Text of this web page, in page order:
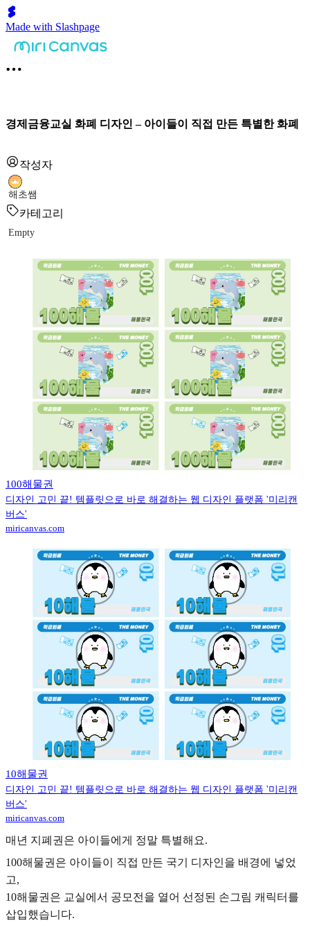
Made with Slashpage
경제금융교실 화폐 디자인 – 아이들이 직접 만든 특별한 화폐
작성자
해초쌤
카테고리
Empty
100해물권
디자인 고민 끝! 템플릿으로 바로 해결하는 웹 디자인 플랫폼 '미리캔
버스'
miricanvas.com
10해물권
디자인 고민 끝! 템플릿으로 바로 해결하는 웹 디자인 플랫폼 '미리캔
버스'
miricanvas.com
매년 지폐권은 아이들에게 정말 특별해요.
100해물권은 아이들이 직접 만든 국기 디자인을 배경에 넣었
고,
10해물권은 교실에서 공모전을 열어 선정된 손그림 캐릭터를
삽입했습니다.